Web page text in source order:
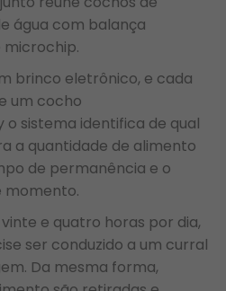
água com balança
microchip.
brinco eletrônico, e cada
um cocho
o sistema identifica de qual
a quantidade de alimento
de permanência e o
momento.
e quatro horas por dia,
ser conduzido a um curral
Da mesma forma,